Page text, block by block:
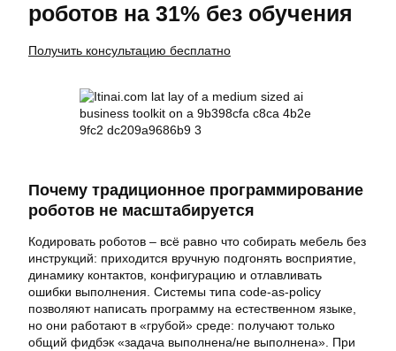
роботов на 31% без обучения
Получить консультацию бесплатно
Почему традиционное программирование
роботов не масштабируется
Кодировать роботов – всё равно что собирать мебель без
инструкций: приходится вручную подгонять восприятие,
динамику контактов, конфигурацию и отлавливать
ошибки выполнения. Системы типа code-as-policy
позволяют написать программу на естественном языке,
но они работают в «грубой» среде: получают только
общий фидбэк «задача выполнена/не выполнена». При